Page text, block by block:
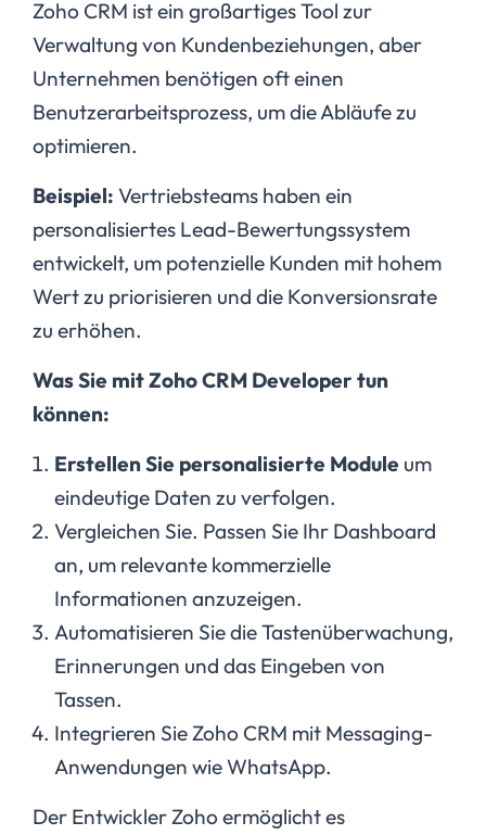
Zoho CRM ist ein großartiges Tool zur
Verwaltung von Kundenbeziehungen, aber
Unternehmen benötigen oft einen
Benutzerarbeitsprozess, um die Abläufe zu
optimieren.
Beispiel: Vertriebsteams haben ein
personalisiertes Lead-Bewertungssystem
entwickelt, um potenzielle Kunden mit hohem
Wert zu priorisieren und die Konversionsrate
zu erhöhen.
Was Sie mit Zoho CRM Developer tun
können:
Erstellen Sie personalisierte Module um
eindeutige Daten zu verfolgen.
Vergleichen Sie. Passen Sie Ihr Dashboard
an, um relevante kommerzielle
Informationen anzuzeigen.
Automatisieren Sie die Tastenüberwachung,
Erinnerungen und das Eingeben von
Tassen.
Integrieren Sie Zoho CRM mit Messaging-
Anwendungen wie WhatsApp.
Der Entwickler Zoho ermöglicht es